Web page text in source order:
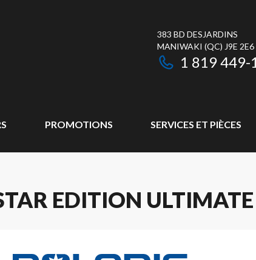
383 BD DESJARDINS
MANIWAKI (QC) J9E 2E6
1 819 449-
PROMOTIONS SERVICES ET PIÈCES
EDITION